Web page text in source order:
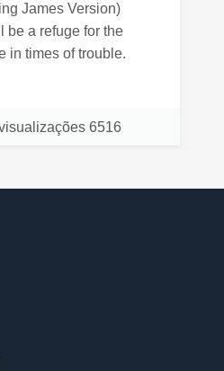
James Version)
be a refuge for the
in times of trouble.
6516